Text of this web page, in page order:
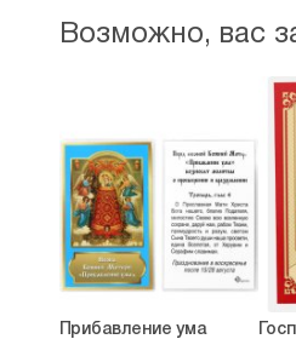
Возможно, вас
Прибавление ума